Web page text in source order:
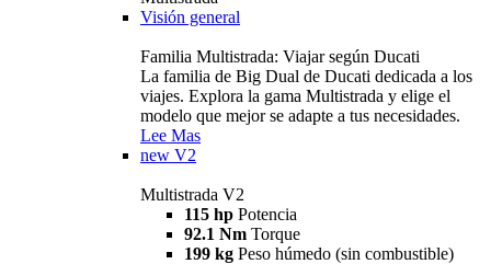
Visión general
Familia Multistrada: Viajar según Ducati
La familia de Big Dual de Ducati dedicada a los
viajes. Explora la gama Multistrada y elige el
modelo que mejor se adapte a tus necesidades.
Lee Mas
new V2
Multistrada V2
115 hp Potencia
92.1 Nm Torque
199 kg Peso húmedo (sin combustible)